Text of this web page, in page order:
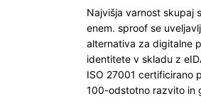
Najvišja varnost skupaj
enem. sproof se
alternativa za digitalne
identitete v skladu z
ISO 27001 certificirano
100-odstotno razvito in